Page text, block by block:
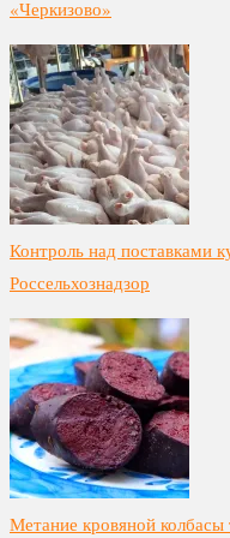
«Черкизово»
Контроль над поставками
Россельхознадзор
Метание кровяной